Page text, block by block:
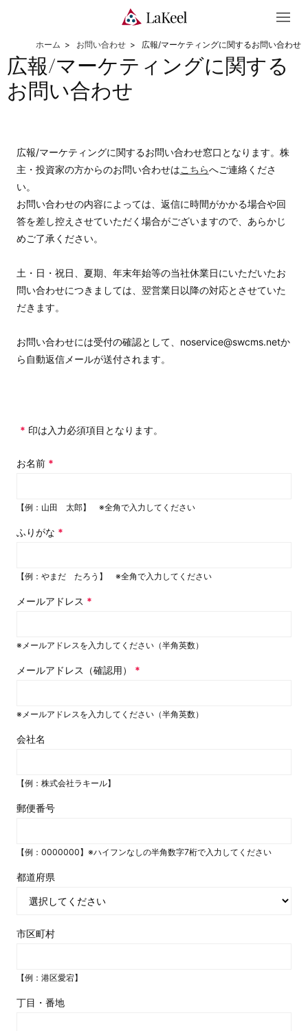
お問い合わせ 広報/マーケティングに関するお問い合わせ
広報/マーケティングに関する
お問い合わせ
広報/マーケティングに関するお問い合わせ窓口となります。株
主・投資家の方からのお問い合わせはこちらへご連絡くださ
い。
お問い合わせの内容によっては、返信に時間がかかる場合や回
答を差し控えさせていただく場合がございますので、あらかじ
めご了承ください。
土・日・祝日、夏期、年末年始等の当社休業日にいただいたお
問い合わせにつきましては、翌営業日以降の対応とさせていた
だきます。
お問い合わせには受付の確認として、noservice@swcms.netか
ら自動返信メールが送付されます。
* 印は入力必須項目となります。
お名前 *
【例：山田 太郎】 ※全角で入力してください
ふりがな *
【例：やまだ たろう】 ※全角で入力してください
メールアドレス *
※メールアドレスを入力してください（半角英数）
メールアドレス（確認用） *
※メールアドレスを入力してください（半角英数）
会社名
【例：株式会社ラキール】
郵便番号
【例：0000000】※ハイフンなしの半角数字7桁で入力してください
都道府県
市区町村
【例：港区愛宕】
丁目・番地